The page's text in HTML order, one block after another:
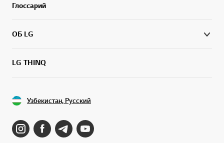
Глоссарий
ОБ LG
LG THINQ
Узбекистан, Русский